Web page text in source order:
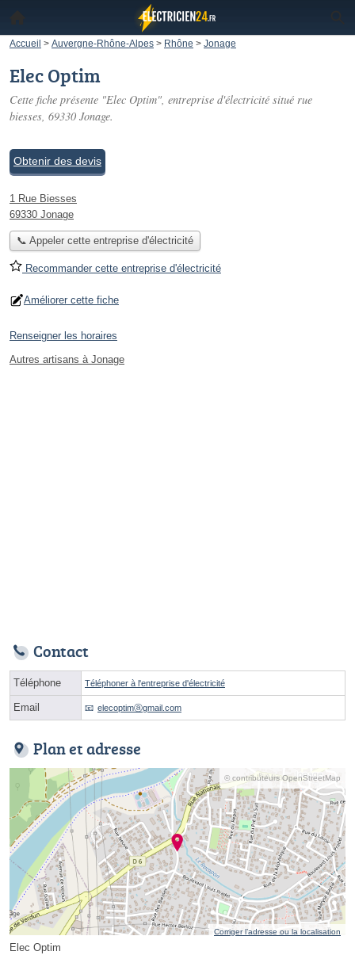
Accueil > Auvergne-Rhône-Alpes > Rhône > Jonage
Elec Optim
Cette fiche présente "Elec Optim", entreprise d'électricité situé rue
biesses, 69330 Jonage.
Obtenir des devis
1 Rue Biesses
69330 Jonage
📞 Appeler cette entreprise d'électricité
Recommander cette entreprise d'électricité
Améliorer cette fiche
Renseigner les horaires
Autres artisans à Jonage
Contact
Téléphone Téléphoner à l'entreprise d'électricité
Email elecoptimⓐgmail.com
Plan et adresse
© contributeurs OpenStreetMap
Corriger l’adresse ou la localisation
Elec Optim